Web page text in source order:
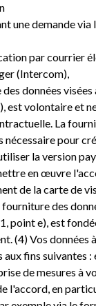
une demande
par courrier
(Intercom),
données visées
est volontaire et
La
pour
la version
en œuvre
de la carte de
des
point e), est
(4) Vos données
aux fins suivantes
de mesures à
l'accord, en